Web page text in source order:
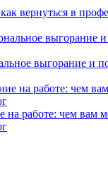
вернуться в
выгорание и
на работе: чем вам